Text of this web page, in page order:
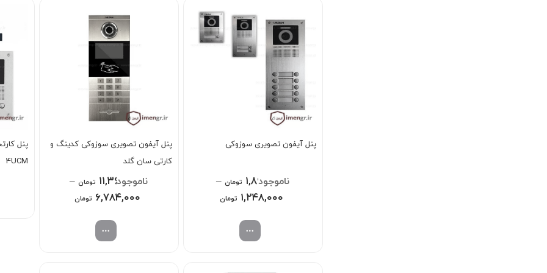
پنل آیفون تصویری سوزوکی
۱,۸۹۶,۰۰۰ تومان –
۱,۲۴۸,۰۰۰ تومان
پنل آیفون تصویری سوزوکی کدینگ و
کارتی سان گلد
۱۱,۳۶۸,۰۰۰ تومان –
۶,۷۸۴,۰۰۰ تومان
4UCM